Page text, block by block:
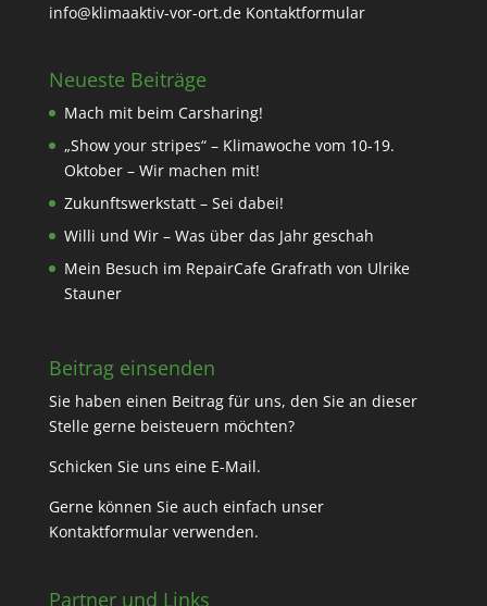
info@klimaaktiv-vor-ort.de Kontaktformular
Neueste Beiträge
Mach mit beim Carsharing!
„Show your stripes“ – Klimawoche vom 10-19.
Oktober – Wir machen mit!
Zukunftswerkstatt – Sei dabei!
Willi und Wir – Was über das Jahr geschah
Mein Besuch im RepairCafe Grafrath von Ulrike
Stauner
Beitrag einsenden
Sie haben einen Beitrag für uns, den Sie an dieser
Stelle gerne beisteuern möchten?
Schicken Sie uns eine E-Mail.
Gerne können Sie auch einfach unser
Kontaktformularverwenden.
Partner und Links